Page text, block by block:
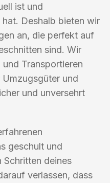
ist und
Deshalb bieten wir
an, die perfekt auf
sind. Wir
Transportieren
und
und unversehrt
geschult und
Schritten deines
verlassen, dass